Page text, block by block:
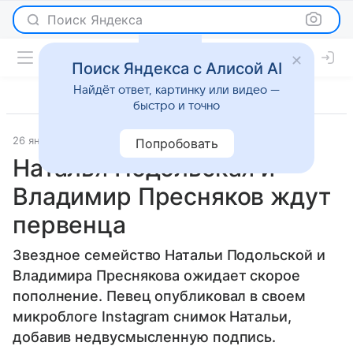
Поиск Яндекса
26 января 2015 Светская жизнь
Наталья Подольская и
Владимир Пресняков ждут
первенца
Звездное семейство Натальи Подольской и
Владимира Преснякова ожидает скорое
пополнение. Певец опубликовал в своем
микроблоге Instagram снимок Натальи,
добавив недвусмысленную подпись.
Поиск Яндекса с Алисой AI
Найдёт ответ, картинку или видео —
быстро и точно
Попробовать